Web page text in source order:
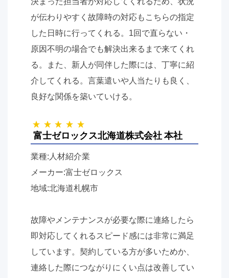
が伝わりやすく故障時の対応もこちらの指定
した日時に行ってくれる。1回で直らない・
原因不明の場合でも解決出来るまで来てくれ
る。また、新人が同伴した際には、丁寧に紹
介してくれる。言葉遣いや人当たりも良く、
良好な関係を築いていける。
富士ゼロックス北海道株式会社 本社
業種:人材紹介業
メーカー:富士ゼロックス
地域:北海道札幌市
故障やメンテナンスが必要な際に連絡したら
即対応してくれるスピード感には非常に満足
しています。契約している方が多いためか、
連絡した際につながりにくい点は改善してい